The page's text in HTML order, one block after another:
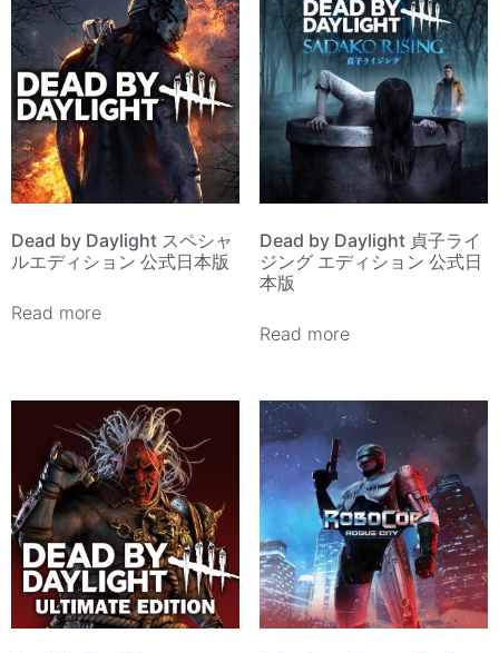
Dead by Daylight スペシャ
ルエディション 公式日本版
Read more
Dead by Daylight 貞子ライ
ジング エディション 公式日
本版
Read more